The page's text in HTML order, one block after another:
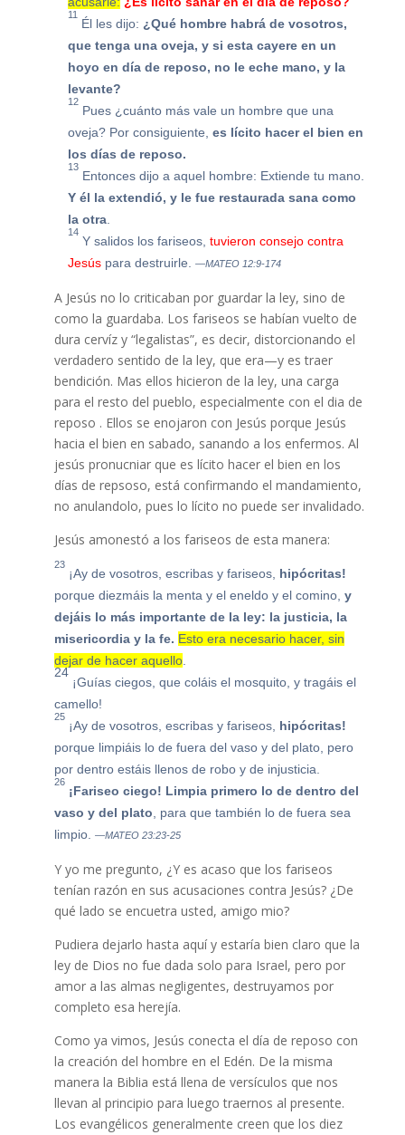
11
Él les dijo: ¿Qué hombre habrá de vosotros,
que tenga una oveja, y si esta cayere en un
hoyo en día de reposo, no le eche mano, y la
levante?
12
Pues ¿cuánto más vale un hombre que una
oveja? Por consiguiente, es lícito hacer el bien en
los días de reposo.
13
Entonces dijo a aquel hombre: Extiende tu mano.
Y él la extendió, y le fue restaurada sana como
la otra.
14
Y salidos los fariseos, tuvieron consejo contra
Jesúspara destruirle. —MATEO 12:9-174
A Jesús no lo criticaban por guardar la ley, sino de
como la guardaba. Los fariseos se habían vuelto de
dura cervíz y “legalistas”, es decir, distorcionando el
verdadero sentido de la ley, que era—y es traer
bendición. Mas ellos hicieron de la ley, una carga
para el resto del pueblo, especialmente con el dia de
reposo . Ellos se enojaron con Jesús porque Jesús
hacia el bien en sabado, sanando a los enfermos. Al
jesús pronucniar que es lícito hacer el bien en los
días de repsoso, está confirmando el mandamiento,
no anulandolo, pues lo lícito no puede ser invalidado.
Jesús amonestó a los fariseos de esta manera:
23
¡Ay de vosotros, escribas y fariseos, hipócritas!
porque diezmáis la menta y el eneldo y el comino, y
dejáis lo más importante de la ley: la justicia, la
misericordia y la fe. Esto era necesario hacer, sin
dejar de hacer aquello.
24
¡Guías ciegos, que coláis el mosquito, y tragáis el
camello!
25
¡Ay de vosotros, escribas y fariseos, hipócritas!
porque limpiáis lo de fuera del vaso y del plato, pero
por dentro estáis llenos de robo y de injusticia.
26
¡Fariseo ciego! Limpia primero lo de dentro del
vaso y del plato, para que también lo de fuera sea
limpio. —MATEO 23:23-25
Y yo me pregunto, ¿Y es acaso que los fariseos
tenían razón en sus acusaciones contra Jesús? ¿De
qué lado se encuetra usted, amigo mio?
Pudiera dejarlo hasta aquí y estaría bien claro que la
ley de Dios no fue dada solo para Israel, pero por
amor a las almas negligentes, destruyamos por
completo esa herejía.
Como ya vimos, Jesús conecta el día de reposo con
la creación del hombre en el Edén. De la misma
manera la Biblia está llena de versículos que nos
llevan al principio para luego traernos al presente.
Los evangélicos generalmente creen que los diez